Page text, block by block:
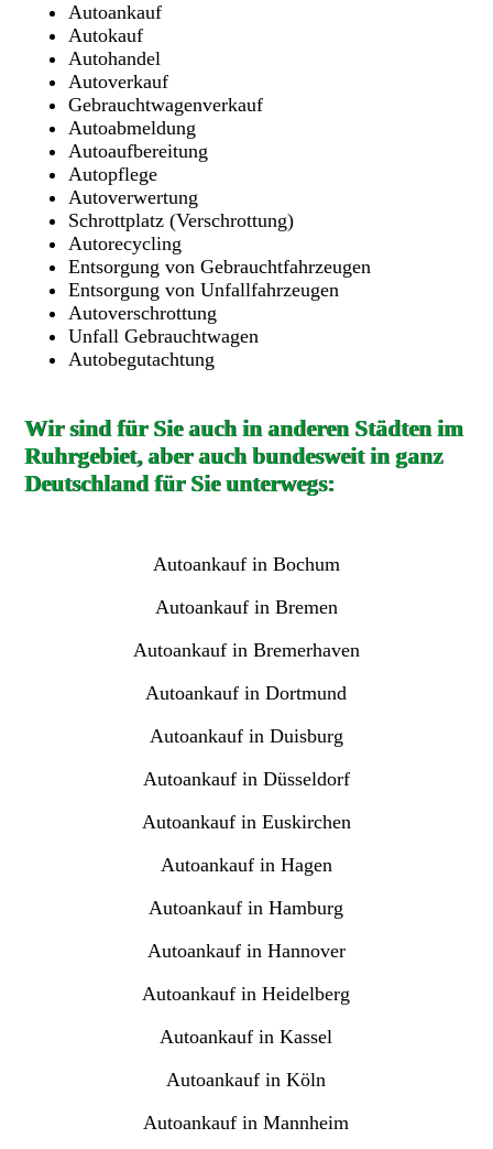
Autoankauf
Autokauf
Autohandel
Autoverkauf
Gebrauchtwagenverkauf
Autoabmeldung
Autoaufbereitung
Autopflege
Autoverwertung
Schrottplatz (Verschrottung)
Autorecycling
Entsorgung von Gebrauchtfahrzeugen
Entsorgung von Unfallfahrzeugen
Autoverschrottung
Unfall Gebrauchtwagen
Autobegutachtung
Wir sind für Sie auch in anderen Städten im
Ruhrgebiet, aber auch bundesweit in ganz
Deutschland für Sie unterwegs:
Autoankauf in Bochum
Autoankauf in Bremen
Autoankauf in Bremerhaven
Autoankauf in Dortmund
Autoankauf in Duisburg
Autoankauf in Düsseldorf
Autoankauf in Euskirchen
Autoankauf in Hagen
Autoankauf in Hamburg
Autoankauf in Hannover
Autoankauf in Heidelberg
Autoankauf in Kassel
Autoankauf in Köln
Autoankauf in Mannheim